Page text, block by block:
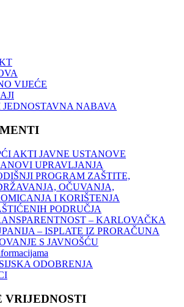
VIJEĆE
JEDNOSTAVNA NABAVA
AKTI JAVNE USTANOVE
UPRAVLJANJA
PROGRAM ZAŠTITE,
OČUVANJA,
I KORIŠTENJA
PODRUČJA
– KARLOVAČKA
– ISPLATE IZ PRORAČUNA
S JAVNOŠĆU
ODOBRENJA
VRIJEDNOSTI